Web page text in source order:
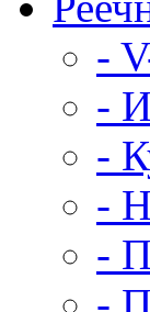
-
-
-
-
-